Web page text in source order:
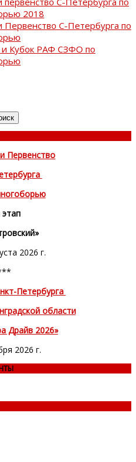
2018
Первенство С-Петербурга по
и Кубок РАФ СЗФО по
Первенство
этап
2026 г.
Петербурга
области
Драйв 2026»
2026 г.